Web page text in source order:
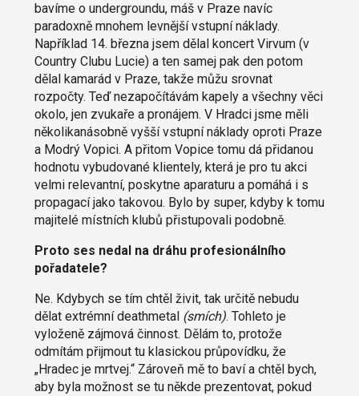
bavíme o undergroundu, máš v Praze navíc
paradoxně mnohem levnější vstupní náklady.
Například 14. března jsem dělal koncert Virvum (v
Country Clubu Lucie) a ten samej pak den potom
dělal kamarád v Praze, takže můžu srovnat
rozpočty. Teď nezapočítávám kapely a všechny věci
okolo, jen zvukaře a pronájem. V Hradci jsme měli
několikanásobně vyšší vstupní náklady oproti Praze
a Modrý Vopici. A přitom Vopice tomu dá přidanou
hodnotu vybudované klientely, která je pro tu akci
velmi relevantní, poskytne aparaturu a pomáhá i s
propagací jako takovou. Bylo by super, kdyby k tomu
majitelé místních klubů přistupovali podobně.
Proto ses nedal na dráhu profesionálního
pořadatele?
Ne. Kdybych se tím chtěl živit, tak určitě nebudu
dělat extrémní deathmetal (smích). Tohleto je
vyloženě zájmová činnost. Dělám to, protože
odmítám přijmout tu klasickou průpovídku, že
„Hradec je mrtvej.“ Zároveň mě to baví a chtěl bych,
aby byla možnost se tu někde prezentovat, pokud